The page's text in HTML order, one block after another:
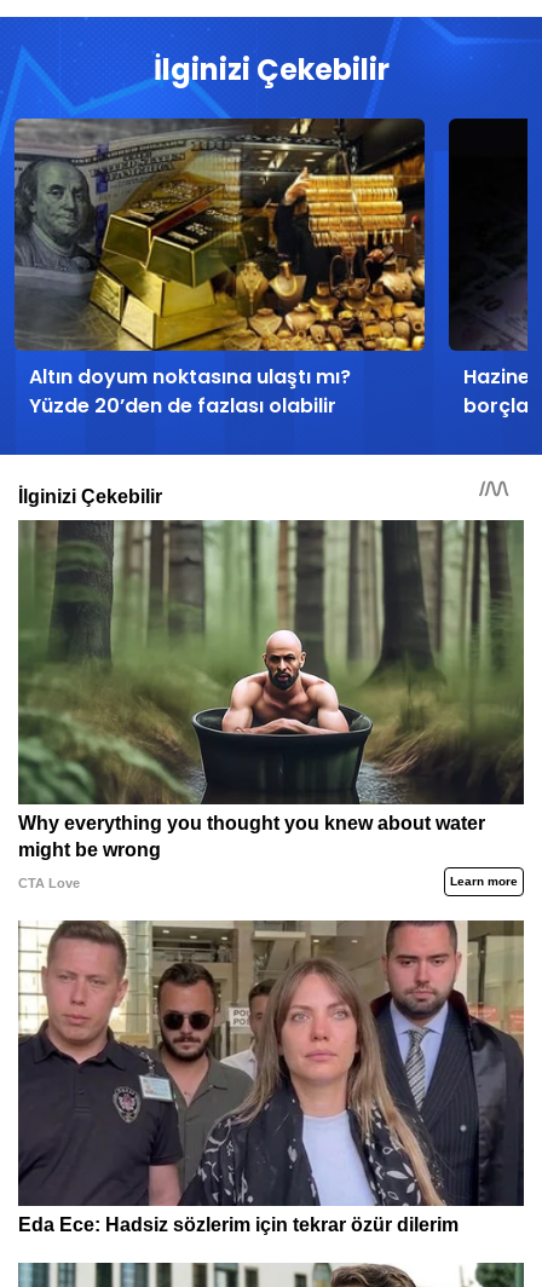
İlginizi Çekebilir
Altın doyum noktasına ulaştı mı?
Yüzde 20’den de fazlası olabilir
Hazine